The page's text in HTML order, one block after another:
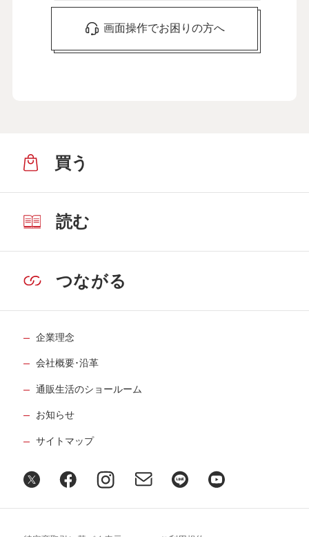
画面操作でお困りの方へ
買う
読む
つながる
企業理念
会社概要･沿革
通販生活のショールーム
お知らせ
サイトマップ